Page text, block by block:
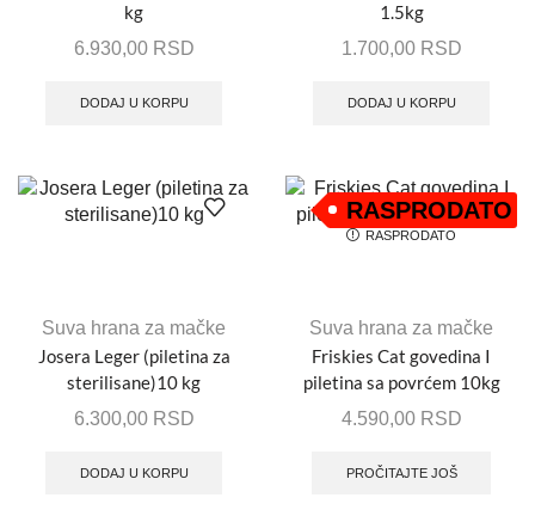
kg
6.930,00 RSD
DODAJ U KORPU
1.5kg
1.700,00 RSD
DODAJ U KORPU
Suva hrana za mačke
Josera Leger (piletina za
sterilisane)10 kg
6.300,00 RSD
DODAJ U KORPU
RASPRODATO
RASPRODATO
Suva hrana za mačke
Friskies Cat govedina I
piletina sa povrćem 10kg
4.590,00 RSD
PROČITAJTE JOŠ